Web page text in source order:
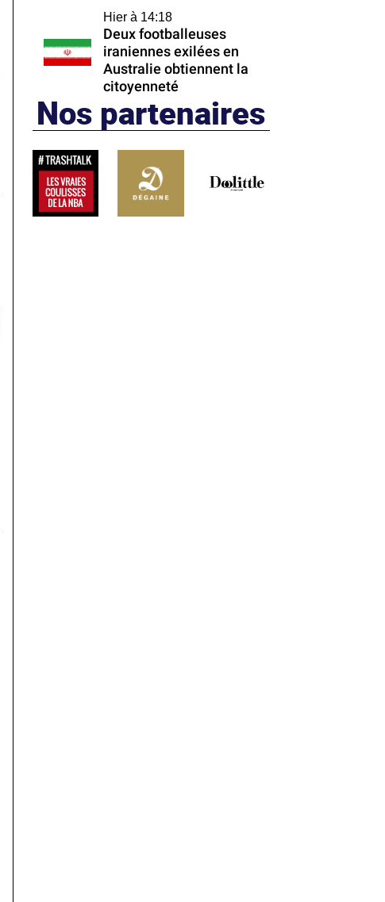
Hier à 14:18
Deux footballeuses
iraniennes exilées en
Australie obtiennent la
citoyenneté
Nos partenaires